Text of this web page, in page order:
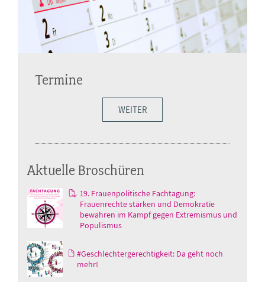
Termine
WEITER
Aktuelle Broschüren
19. Frauenpolitische Fachtagung:
Frauenrechte stärken und Demokratie
bewahren im Kampf gegen Extremismus und
Populismus
#Geschlechtergerechtigkeit: Da geht noch
mehr!